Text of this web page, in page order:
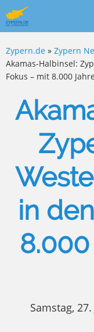
Zypern.de » Zypern
Akamas-Halbinsel:
Fokus – mit 8.000
in
Samstag,